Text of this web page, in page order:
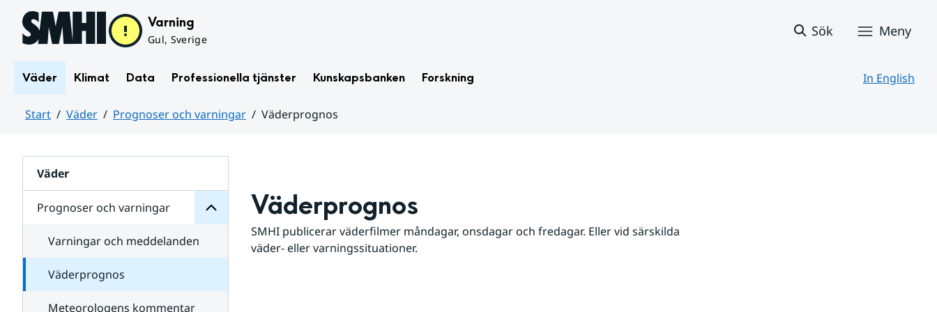
Hoppa till sidans innehåll Varning
Gul, Sverige
Sök Meny
Väder Klimat Data Professionella tjänster Kunskapsbanken Forskning In English
Start Väder Prognoser och varningar
Väderprognos
Väder
Prognoser och varningar
för
varningar
Varningar och meddelanden
Väderprognos
Meteorologens kommentar
Väderprognos
SMHI publicerar väderfilmer måndagar, onsdagar och fredagar. Eller vid särskilda
väder- eller varningssituationer.